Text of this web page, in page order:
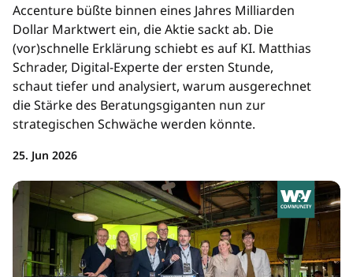
Accenture büßte binnen eines Jahres Milliarden
Dollar Marktwert ein, die Aktie sackt ab. Die
(vor)schnelle Erklärung schiebt es auf KI. Matthias
Schrader, Digital-Experte der ersten Stunde,
schaut tiefer und analysiert, warum ausgerechnet
die Stärke des Beratungsgiganten nun zur
strategischen Schwäche werden könnte.
25. Jun 2026